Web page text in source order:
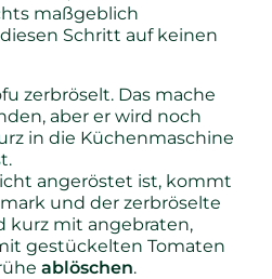
maßgeblich
Schritt auf keinen
zerbröselt. Das mache
aber er wird noch
in die Küchenmaschine
angeröstet ist, kommt
und der zerbröselte
kurz mit angebraten,
gestückelten Tomaten
ablöschen.